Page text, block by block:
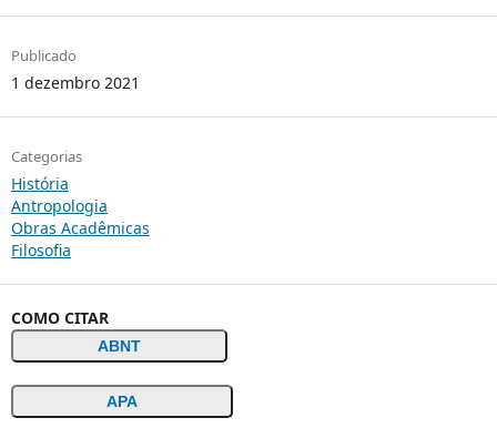
Publicado
1 dezembro 2021
Categorias
História
Antropologia
Obras Acadêmicas
Filosofia
COMO CITAR
ABNT
APA